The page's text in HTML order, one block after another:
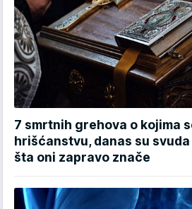
7 smrtnih grehova o kojima
hrišćanstvu, danas su
šta oni zapravo znače